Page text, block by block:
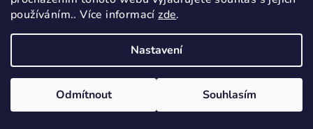
používáním.. Více informacízde.
Nastavení
Odmítnout Souhlasím